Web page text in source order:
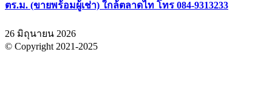
ตร.ม. (ขายพร้อมผู้เช่า) ใกล้ตลาดไท โทร 084-9313233
26 มิถุนายน 2026
© Copyright 2021-2025